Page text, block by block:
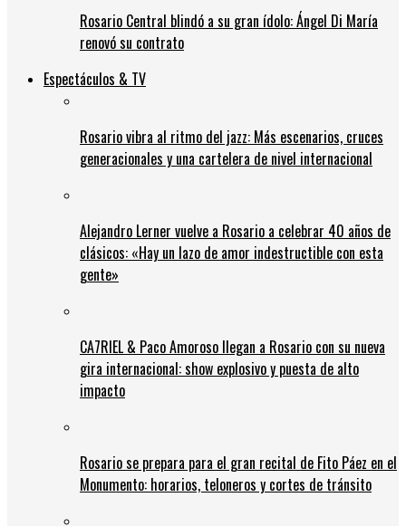
Rosario Central blindó a su gran ídolo: Ángel Di María
renovó su contrato
Espectáculos & TV
Rosario vibra al ritmo del jazz: Más escenarios, cruces
generacionales y una cartelera de nivel internacional
Alejandro Lerner vuelve a Rosario a celebrar 40 años de
clásicos: «Hay un lazo de amor indestructible con esta
gente»
CA7RIEL & Paco Amoroso llegan a Rosario con su nueva
gira internacional: show explosivo y puesta de alto
impacto
Rosario se prepara para el gran recital de Fito Páez en el
Monumento: horarios, teloneros y cortes de tránsito